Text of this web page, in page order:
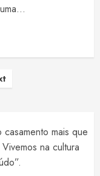
mais que
na cultura